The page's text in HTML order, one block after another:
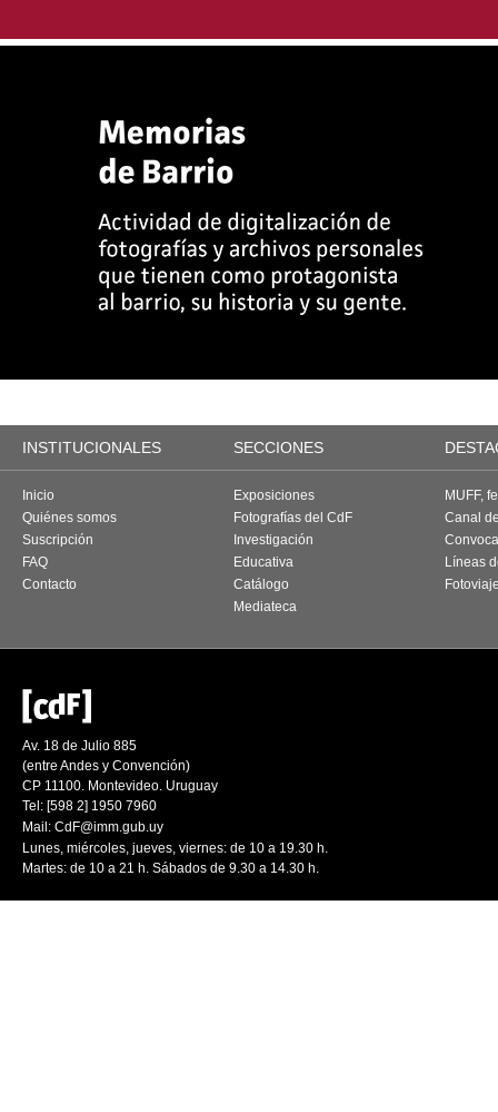
INSTITUCIONALES SECCIONES
Inicio
Quiénes somos
Suscripción
FAQ
Contacto
Exposiciones
Fotografías del CdF
Investigación
Educativa
Catálogo
Mediateca
MUFF,
Canal
Líneas
Av. 18 de Julio 885
(entre Andes y Convención)
CP 11100. Montevideo. Uruguay
Tel: [598 2] 1950 7960
Mail: CdF@imm.gub.uy
Lunes, miércoles, jueves, viernes: de 10 a 19.30 h.
Martes: de 10 a 21 h. Sábados de 9.30 a 14.30 h.